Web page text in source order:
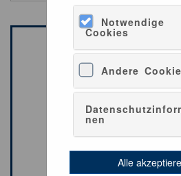
Notwendige
Cookies
Andere
nen
Alle